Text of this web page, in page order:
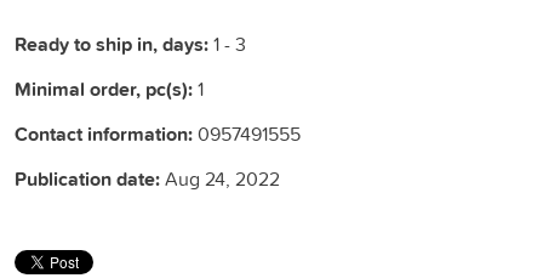
Ready to ship in, days:1 - 3
Minimal order, pc(s):1
Contact information:0957491555
Publication date:Aug 24, 2022